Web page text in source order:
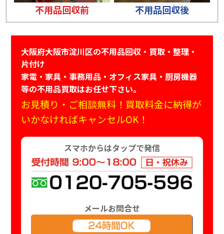
不用品回収前 不用品回収後
大阪府大阪市淀川区の不用品回収・買取・整理・
片付け
家電・家具・事務用品・オフィス家具・厨房機器
等の不用品買取はお任せ下さい。
お見積り・ご相談無料！買取料金に納得が
いかなければキャンセルOK！
スマホからはタップで発信
メールお問合せ